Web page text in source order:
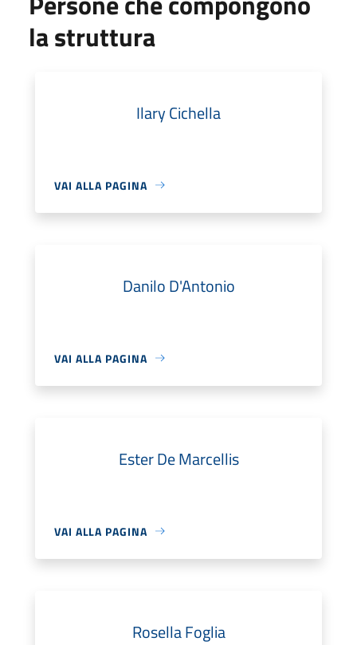
la struttura
Ilary Cichella
VAI ALLA PAGINA
Danilo D'Antonio
VAI ALLA PAGINA
Ester De Marcellis
VAI ALLA PAGINA
Rosella Foglia